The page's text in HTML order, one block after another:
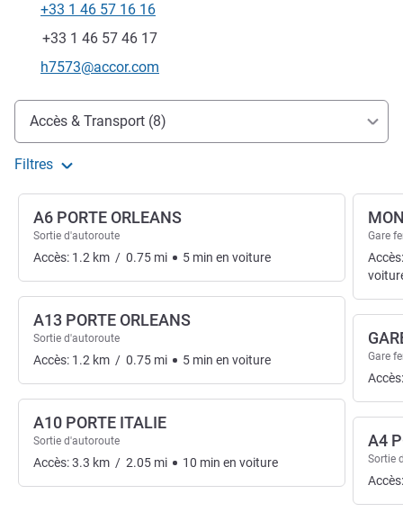
Téléphone
+33 1 46 57 16 16
Fax
+33 1 46 57 46 17
Email de contact
h7573@accor.com
Accès et transports
Accès & Transport (8)
Filtres
A6 PORTE ORLEANS
Sortie d'autoroute
Accès: 1.2 km / 0.75 mi 5 min en voiture
A13 PORTE ORLEANS
Sortie d'autoroute
Accès: 1.2 km / 0.75 mi 5 min en voiture
A10 PORTE ITALIE
Sortie d'autoroute
Accès:3.3 km / 2.05 mi 10 min en voiture
Gare
Gare
A4
Sortie